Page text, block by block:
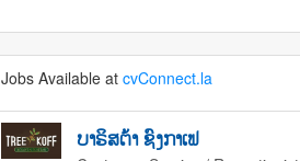
Jobs Available at cvConnect.la
ບາຣິສຕ້າ ຊົງກາເຟ